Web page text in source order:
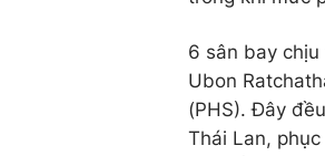
6 sân bay
Ubon
(PHS). Đây
Thái Lan,